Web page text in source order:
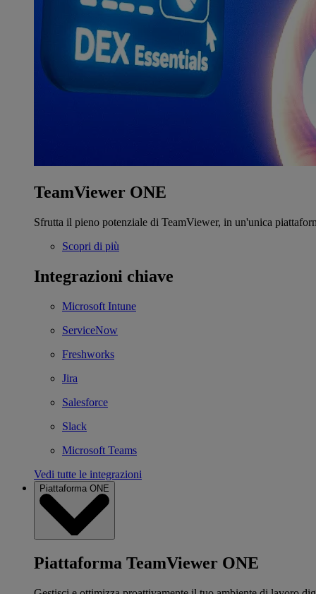
TeamViewer ONE
Sfrutta il pieno potenziale di TeamViewer, in un'unica
Scopri di più
Integrazioni chiave
Microsoft Intune
ServiceNow
Freshworks
Jira
Salesforce
Slack
Microsoft Teams
Vedi tutte le integrazioni
Piattaforma ONE
Piattaforma TeamViewer ONE